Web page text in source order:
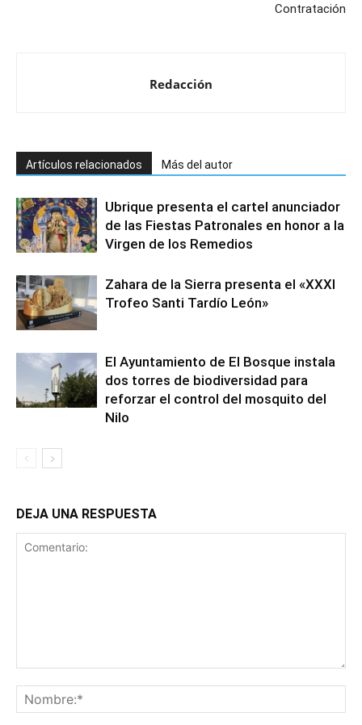
Contratación
Redacción
Artículos relacionados Más del autor
Ubrique presenta el cartel anunciador
de las Fiestas Patronales en honor a la
Virgen de los Remedios
Zahara de la Sierra presenta el «XXXI
Trofeo Santi Tardío León»
El Ayuntamiento de El Bosque instala
dos torres de biodiversidad para
reforzar el control del mosquito del
Nilo
DEJA UNA RESPUESTA